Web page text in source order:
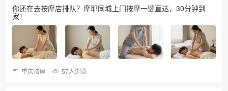
你还在去按摩店排队？摩耶同城上门按摩一键直达，30分钟到
家！
重庆按摩 57人浏览